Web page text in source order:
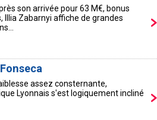
son arrivée pour 63 M€, bonus
Illia Zabarnyi affiche de grandes
assez consternante,
Lyonnais s'est logiquement incliné